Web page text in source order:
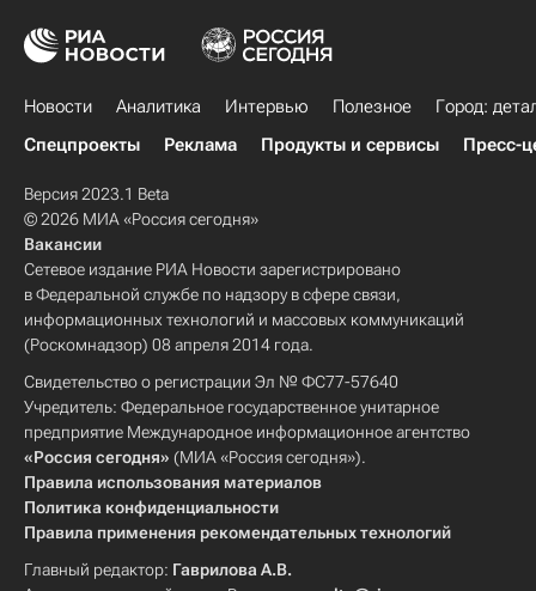
Новости Аналитика Интервью Полезное
Город:
Спецпроекты
Реклама Продукты и сервисы Пресс-
Версия 2023.1 Beta
© 2026 МИА «Россия сегодня»
Вакансии
Сетевое издание РИА Новости зарегистрировано
в Федеральной службе по надзору в сфере связи,
информационных технологий и массовых коммуникаций
(Роскомнадзор) 08 апреля 2014 года.
Свидетельство о регистрации Эл № ФС77-57640
Учредитель: Федеральное государственное унитарное
предприятие Международное информационное агентство
«Россия сегодня» (МИА «Россия сегодня»).
Правила использования материалов
Политика конфиденциальности
Правила применения рекомендательных технологий
Главный редактор: Гаврилова А.В.